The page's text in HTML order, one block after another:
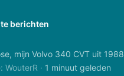
berichten
mijn Volvo 340 CVT uit 1988
WouterR
1 minuut geleden